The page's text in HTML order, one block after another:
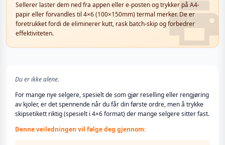
Sellerer laster dem ned fra appen eller e-posten og trykker på A4-
papir eller forvandles til 4×6 (100×150mm) termal merker. De er
foretrukket fordi de eliminerer kutt, rask batch-skip og forbedrer
effektiviteten.
Du er ikke alene.
For mange nye selgere, spesielt de som gjør reselling eller rengjøring
av kjoler, er det spennende når du får din første ordre, men å trykke
skipsetikett riktig (spesielt i 4×6 format) der mange selgere sitter fast.
Denne veiledningen vil følge deg gjennom: